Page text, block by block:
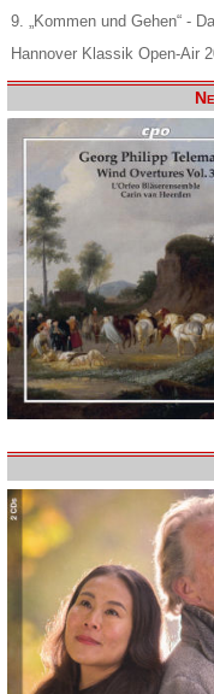
9. „Kommen und Gehen“ -
Hannover Klassik Open-Air